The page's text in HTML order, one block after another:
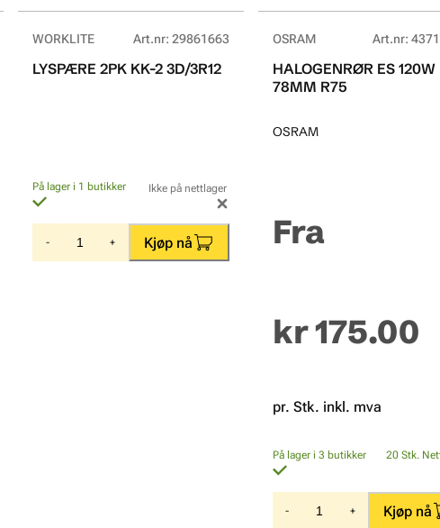
WORKLITE Art.nr: 29861663
LYSPÆRE 2PK KK-2 3D/3R12
På lager i 1 butikker Ikke på nettlager
- + Kjøp nå
OSRAM Art.nr:
HALOGENRØR ES 120W
78MM R75
OSRAM
Fra
kr 175.00
pr. Stk. inkl. mva
På lager i 3 butikker 20 Stk.
- + Kjøp nå